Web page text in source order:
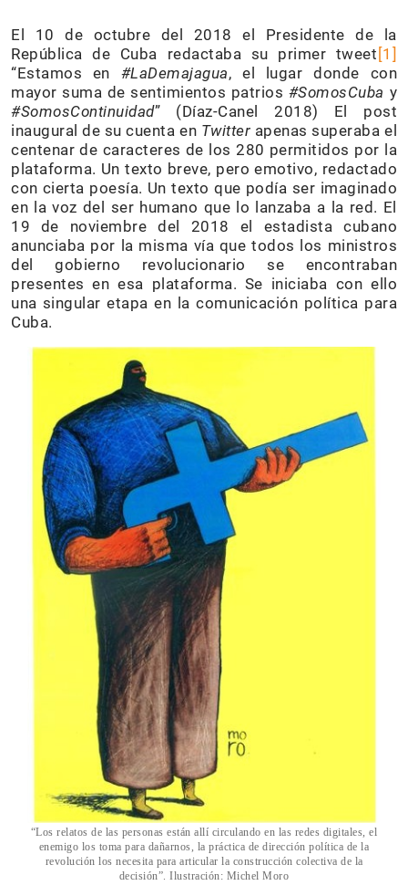
El 10 de octubre del 2018 el Presidente de la
República de Cuba redactaba su primer tweet [1]
“Estamos en #LaDemajagua, el lugar donde con
mayor suma de sentimientos patrios #SomosCuba y
#SomosContinuidad” (Díaz-Canel 2018) El post
inaugural de su cuenta en Twitter apenas superaba el
centenar de caracteres de los 280 permitidos por la
plataforma. Un texto breve, pero emotivo, redactado
con cierta poesía. Un texto que podía ser imaginado
en la voz del ser humano que lo lanzaba a la red. El
19 de noviembre del 2018 el estadista cubano
anunciaba por la misma vía que todos los ministros
del gobierno revolucionario se encontraban
presentes en esa plataforma. Se iniciaba con ello
una singular etapa en la comunicación política para
Cuba.
“Los relatos de las personas están allí circulando en las redes digitales, el
enemigo los toma para dañarnos, la práctica de dirección política de la
revolución los necesita para articular la construcción colectiva de la
decisión”. Ilustración: Michel Moro